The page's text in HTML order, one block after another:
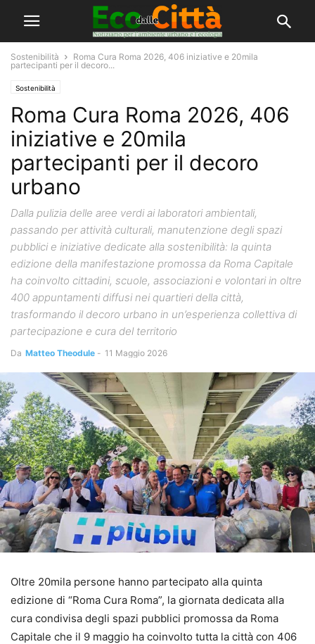
Sostenibilità
Roma Cura Roma 2026, 406 iniziative e 20mila
partecipanti per il decoro...
Sostenibilità
Roma Cura Roma 2026, 406
iniziative e 20mila
partecipanti per il decoro
urbano
Dalla pulizia delle aree verdi ai laboratori ambientali,
passando per attività culturali, manutenzione degli spazi
pubblici e iniziative dedicate alla sostenibilità: la quinta
edizione della manifestazione promossa da Roma Capitale
ha coinvolto cittadini, scuole, associazioni e volontari in oltre
400 appuntamenti diffusi nei quartieri della città,
trasformando il decoro urbano in un’esperienza collettiva di
partecipazione e cura del territorio
Da Matteo Theodule - 11 Maggio 2026
Oltre 20mila persone hanno partecipato alla quinta
edizione di “Roma Cura Roma”, la giornata dedicata alla
cura condivisa degli spazi pubblici promossa da Roma
Capitale che il 9 maggio ha coinvolto tutta la città con 406